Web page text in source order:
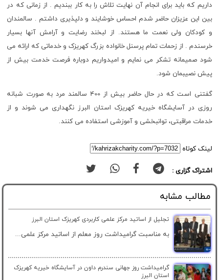
داریم که باید برای انجام آن نهایت تلاش را به کار ببندیم . از زمانی که در
بین این عزیزان حاضر شدم احساس خوشایند و دلپذیری داشتم . سالمندان
و کودکان ولی نعمت ما هستند. از لبخند رضایت و آرامش آنها بسیار
خرسندم . از زحمات تمام پرسنل خانواده بزرگ کهریزک و خدماتی که ارائه می
شود صمیمانه تشکر می نمایم و امیدواریم دوباره فرصت خدمت بیش از
پیش نصیبمان شود.
گفتنی است که در حال حاضر بیش از 400 سالمند مرد به صورت شبانه
روزی در آسایشگاه خیریه کهریزک استان البرز نگهداری می شوند و از
خدمات مراقبتی، توانبخشی و آموزشی استفاده می کنند.
لینک کوتاه
اشتراک گزاری :
مطالب مشابه
تجلیل از اساتید مرکز علمی کاربردی کهریزک استان البرز
به مناسبت گرامیداشت روز معلم از اساتید مرکز علمی...
گرامیداشت روز جهانی سندرم داون در آسایشگاه خیریه کهریزک
استان البرز